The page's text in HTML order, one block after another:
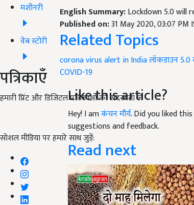
मशीनरी
वेब स्टोरी
पत्रिकाएँ
हमारी प्रिंट और डिजिटल पत्रिकाओं की सदस्यता लें
सोशल मीडिया पर हमारे साथ जुड़ें:
English Summary:Lockdown 5.0 will
Published on:31 May 2020, 03:07 PM
Related Topics
corona virus alert in Indiaलॉकडाउन 5.0
COVID-19
Like this article?
Hey! I amकंचन मौर्य. Did you liked
suggestions and feedback.
Read next